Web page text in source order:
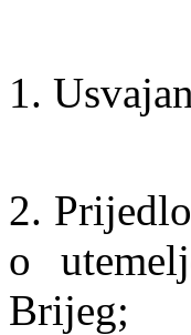
1.
2.
o
Brijeg;